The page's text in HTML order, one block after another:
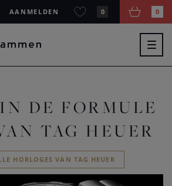
AANMELDEN 0 0
DE FORMULE
TAG HEUER
HORLOGES VAN TAG HEUER